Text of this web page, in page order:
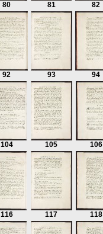
80 81 82
92 93 94
104 105 106
116 117 118